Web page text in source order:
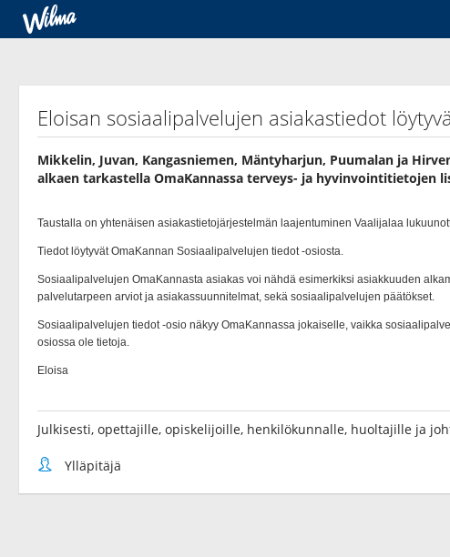
Eloisan sosiaalipalvelujen asiakastiedot
Mikkelin, Juvan, Kangasniemen, Mäntyharjun, Puumalan ja
alkaen tarkastella OmaKannassa terveys-​ ja hyvinvointitietojen
Julkisesti, opettajille, opiskelijoille, henkilökunnalle, huoltajille ja
Ylläpitäjä